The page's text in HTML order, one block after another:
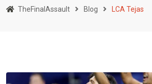
TheFinalAssault Blog LCA Tejas